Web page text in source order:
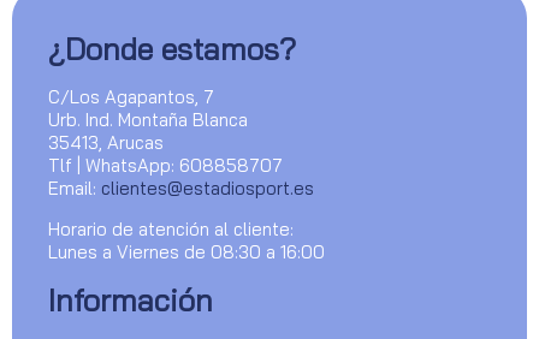
¿Donde estamos?
C/Los Agapantos, 7
Urb. Ind. Montaña Blanca
35413, Arucas
Tlf | WhatsApp: 608858707
Email: clientes@estadiosport.es
Horario de atención al cliente:
Lunes a Viernes de 08:30 a 16:00
Información